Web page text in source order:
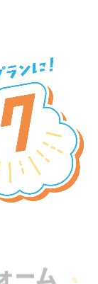
ーム